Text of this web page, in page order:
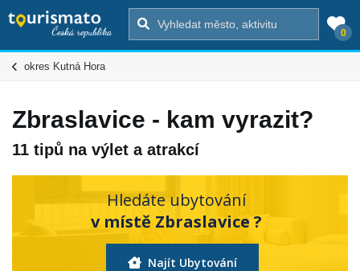
0
okres Kutná Hora
Zbraslavice - kam vyrazit?
11 tipů na výlet a atrakcí
Hledáte ubytování
v místě Zbraslavice ?
Najít Ubytování